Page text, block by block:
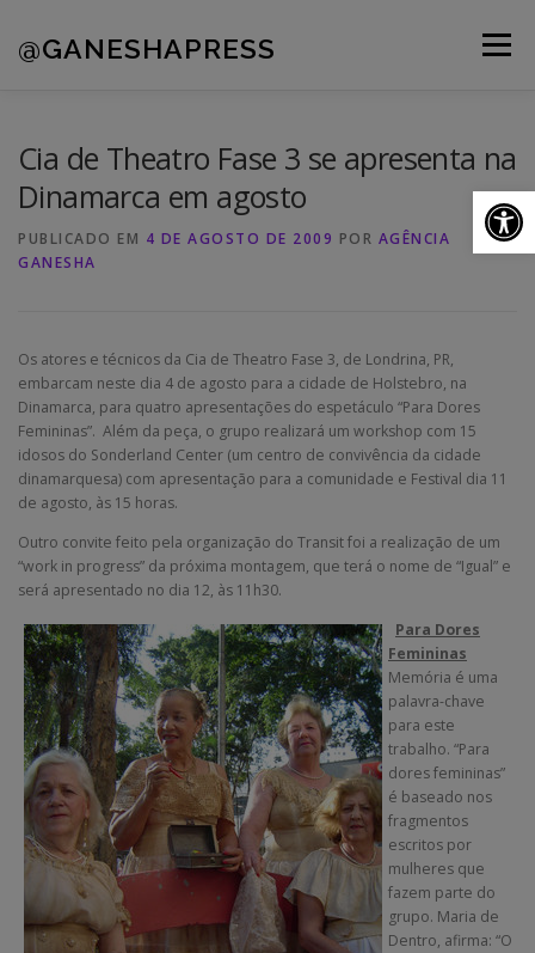
@GANESHAPRESS Menu
Cia de Theatro Fase 3 se apresenta na
Dinamarca em agosto
PUBLICADO EM 4 DE AGOSTO DE 2009 POR AGÊNCIA
GANESHA
Os atores e técnicos da Cia de Theatro Fase 3, de Londrina, PR,
embarcam neste dia 4 de agosto para a cidade de Holstebro, na
Dinamarca, para quatro apresentações do espetáculo “Para Dores
Femininas”. Além da peça, o grupo realizará um workshop com 15
idosos do Sonderland Center (um centro de convivência da cidade
dinamarquesa) com apresentação para a comunidade e Festival dia 11
de agosto, às 15 horas.
Outro convite feito pela organização do Transit foi a realização de um
“work in progress” da próxima montagem, que terá o nome de “Igual” e
será apresentado no dia 12, às 11h30.
Para Dores
Femininas
Memória é uma
palavra-chave
para este
trabalho. “Para
dores femininas”
é baseado nos
fragmentos
escritos por
mulheres que
fazem parte do
grupo. Maria de
Dentro, afirma: “O